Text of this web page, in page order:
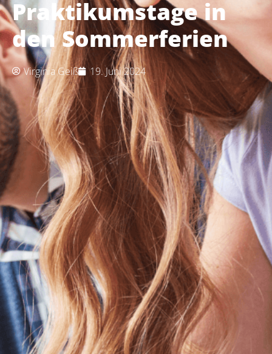
Praktikumstage in
den Sommerferien
Virginia Geiß 19. Juni 2024